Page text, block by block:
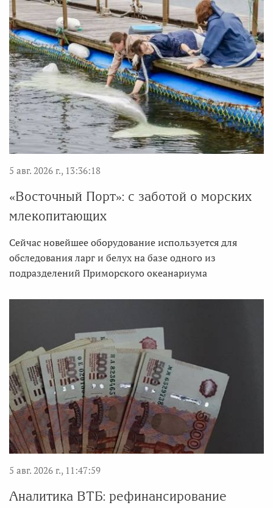
5 авг. 2026 г., 13:36:18
«Восточный Порт»: с заботой о морских
млекопитающих
Сейчас новейшее оборудование используется для
обследования ларг и белух на базе одного из
подразделений Приморского океанариума
5 авг. 2026 г., 11:47:59
Аналитика ВТБ: рефинансирование